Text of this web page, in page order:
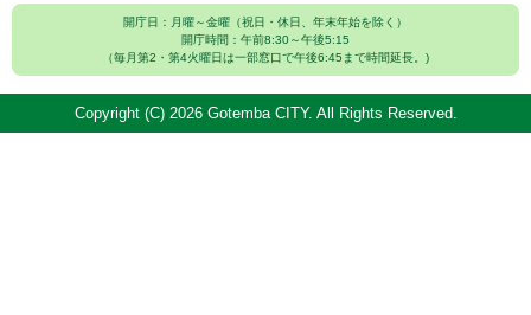
開庁日：月曜～金曜（祝日・休日、年末年始を除く）
開庁時間：午前8:30～午後5:15
（毎月第2・第4火曜日は一部窓口で午後6:45まで時間延長。)
Copyright (C) 2026 Gotemba CITY. All Rights Reserved.